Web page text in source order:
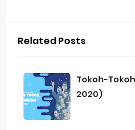
Related Posts
Tokoh-
2020)